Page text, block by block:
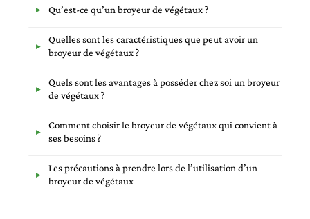
Qu’est-ce qu’un broyeur de végétaux ?
Quelles sont les caractéristiques que peut avoir un
broyeur de végétaux ?
Quels sont les avantages à posséder chez soi un broyeur
de végétaux ?
Comment choisir le broyeur de végétaux qui convient à
ses besoins ?
Les précautions à prendre lors de l’utilisation d’un
broyeur de végétaux